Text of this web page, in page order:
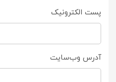
پست الکترونیک
آدرس وب‌سایت